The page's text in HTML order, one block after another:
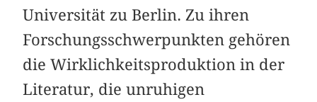
Universität zu Berlin. Zu ihren
Forschungsschwerpunkten gehören
die Wirklichkeitsproduktion in der
Literatur, die unruhigen